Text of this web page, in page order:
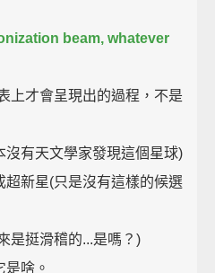
beam, whatever
上才會呈現出的過程，不是
沒有天文學家發現這個星球)
超新星(只是沒有這樣的候選
是挺滑稽的...是嗎？)
啥。